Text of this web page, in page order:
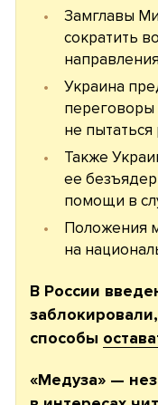
Замглавы
сократить
Украина
переговоры
не
Также
ее
помощи в
Положения
на
В России
способы
«Медуза» —